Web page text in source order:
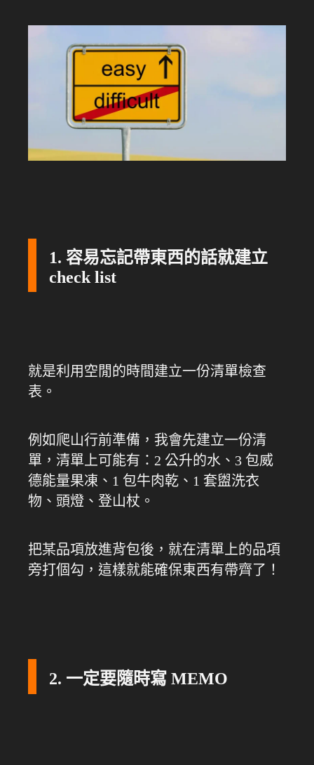
1. 容易忘記帶東西的話就建立
check list
就是利用空閒的時間建立一份清單檢查
表。
例如爬山行前準備，我會先建立一份清
單，清單上可能有：2 公升的水、3 包威
德能量果凍、1 包牛肉乾、1 套盥洗衣
物、頭燈、登山杖。
把某品項放進背包後，就在清單上的品項
旁打個勾，這樣就能確保東西有帶齊了！
2. 一定要隨時寫 MEMO